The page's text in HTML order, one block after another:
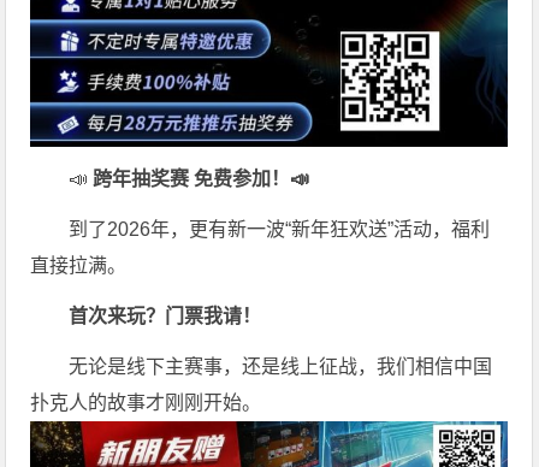
📣 跨年抽奖赛 免费参加 ！📣
到了2026年，更有新一波“新年狂欢送”活动，福利
直接拉满。
首次来玩？门票我请！
无论是线下主赛事，还是线上征战，我们相信中国
扑克人的故事才刚刚开始。